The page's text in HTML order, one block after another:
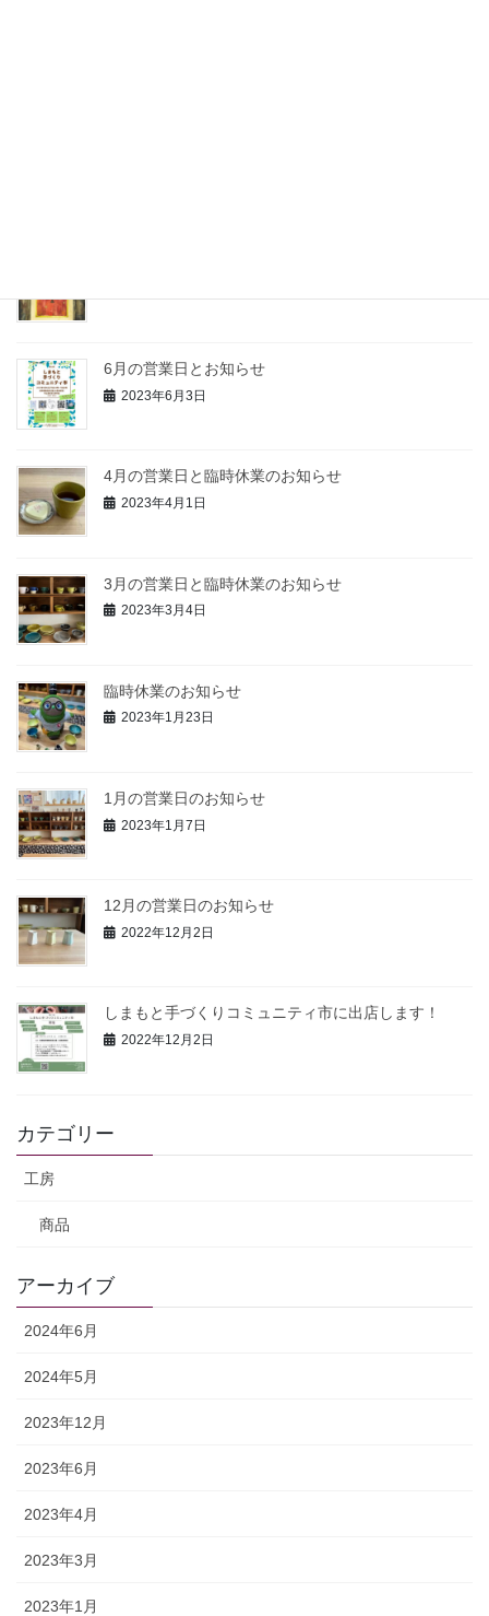
6月の営業日とお知らせ
2023年6月3日
4月の営業日と臨時休業のお知らせ
2023年4月1日
3月の営業日と臨時休業のお知らせ
2023年3月4日
臨時休業のお知らせ
2023年1月23日
1月の営業日のお知らせ
2023年1月7日
12月の営業日のお知らせ
2022年12月2日
しまもと手づくりコミュニティ市に出店します！
2022年12月2日
カテゴリー
工房
商品
アーカイブ
2024年6月
2024年5月
2023年12月
2023年6月
2023年4月
2023年3月
2023年1月